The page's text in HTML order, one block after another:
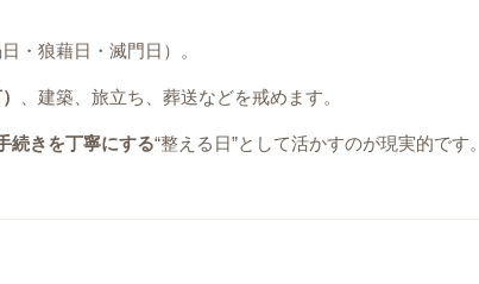
・狼藉日・滅門日）。
、建築、旅立ち、葬送などを戒めます。
続きを丁寧にする“整える日”として活かすのが現実的です。